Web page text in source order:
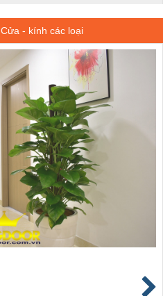
Cửa - kính các loại